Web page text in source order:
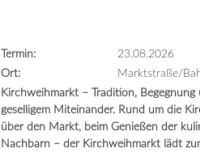
Termin:
23.08.2026
Ort:
Marktstraße/
Kirchweihmarkt – Tradition,
geselligem Miteinander. Rund um die
über den Markt, beim Genießen der
Nachbarn – der Kirchweihmarkt lädt